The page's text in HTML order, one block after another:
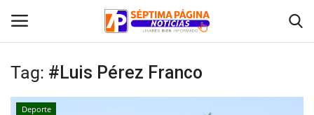
Inicio
Tag: #Luis Pérez Franco
Deporte